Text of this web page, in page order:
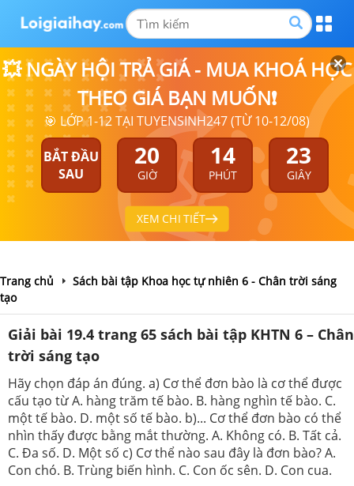
💥 NGÀY HỘI TRẢ GIÁ - MUA KHOÁ HỌC
THEO GIÁ BẠN MUỐN❗
🎯 LỚP 1-12 TẠI TUYENSINH247 (TỪ 10-12/08)
BẮT ĐẦU
SAU
20
GIỜ
14
PHÚT
22
GIÂY
XEM CHI TIẾT
Trang chủ
Sách bài tập Khoa học tự nhiên 6 - Chân trời sáng
tạo
Giải bài 19.4 trang 65 sách bài tập KHTN 6 – Chân
trời sáng tạo
Hãy chọn đáp án đúng. a) Cơ thể đơn bào là cơ thể được
cấu tạo từ A. hàng trăm tế bào. B. hàng nghìn tế bào. C.
một tế bào. D. một số tế bào. b)... Cơ thể đơn bào có thể
nhìn thấy được bằng mắt thường. A. Không có. B. Tất cả.
C. Đa số. D. Một số c) Cơ thể nào sau đây là đơn bào? A.
Con chó. B. Trùng biến hình. C. Con ốc sên. D. Con cua.